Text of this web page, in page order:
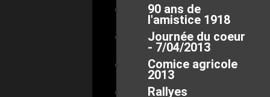
90 ans de
l'amistice 1918
Journée du coeur
- 7/04/2013
Comice agricole
2013
Rallyes